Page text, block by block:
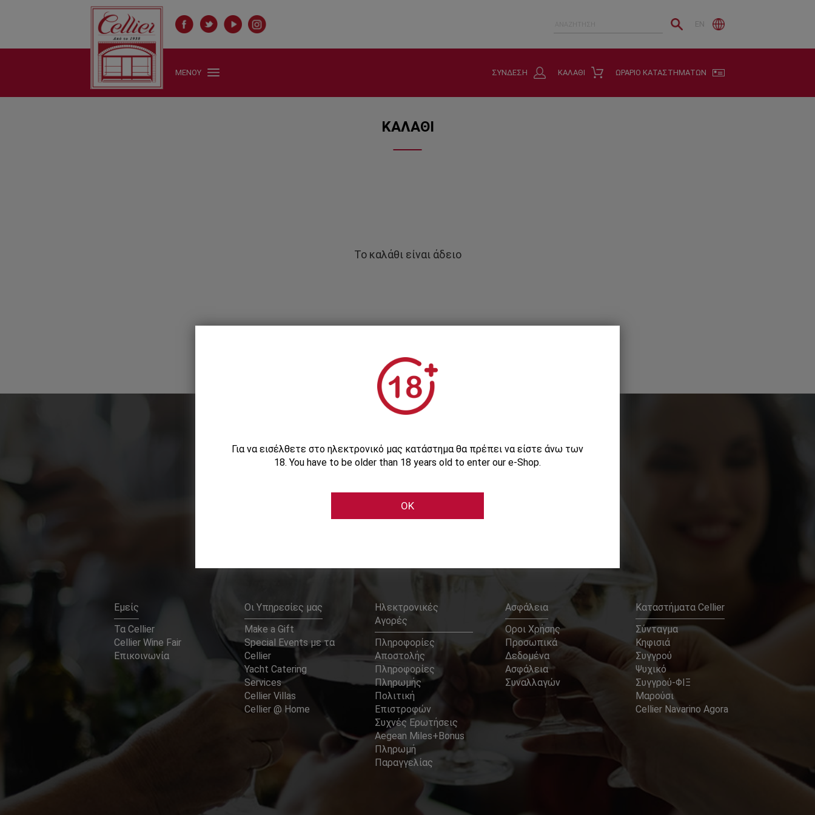
EN
ΜΕΝΟΥ ΩΡΑΡΙΟ ΚΑΤΑΣΤΗΜΑΤΩΝ
ΚΑΛΑΘΙ
ΣΥΝΔΕΣΗ
ΚΑΛΑΘΙ
Το καλάθι είναι άδειο
Εγγραφείτε στο Newsletter μας
Εμείς
Τα Cellier
Cellier Wine Fair
Επικοινωνία
Οι Υπηρεσίες μας
Make a Gift
Special Events με τα
Cellier
Yacht Catering
Services
Cellier Villas
Cellier @ Home
Ηλεκτρονικές
Αγορές
Πληροφορίες
Αποστολής
Πληροφορίες
Πληρωμής
Πολιτική
Επιστροφών
Συχνές Ερωτήσεις
Aegean Miles+Bonus
Πληρωμή
Παραγγελίας
Ασφάλεια
Οροι Χρήσης
Προσωπικά
Δεδομένα
Ασφάλεια
Συναλλαγών
Καταστήματα Cellier
Σύνταγμα
Κηφισιά
Συγγρού
Ψυχικό
Συγγρού-ΦΙΞ
Μαρούσι
Cellier Navarino Agora
Για να εισέλθετε στο ηλεκτρονικό μας κατάστημα θα πρέπει να είστε άνω των
18. You have to be older than 18 years old to enter our e-Shop.
OK